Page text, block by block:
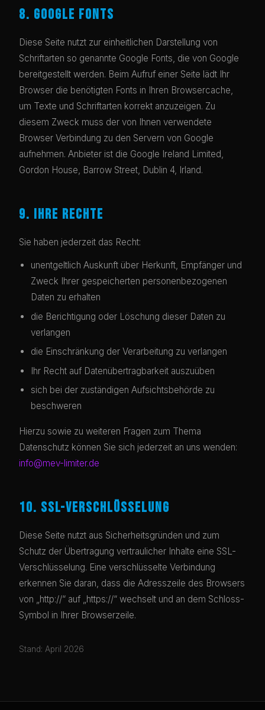
8. GOOGLE FONTS
Diese Seite nutzt zur einheitlichen Darstellung von
Schriftarten so genannte Google Fonts, die von Google
bereitgestellt werden. Beim Aufruf einer Seite lädt Ihr
Browser die benötigten Fonts in Ihren Browsercache,
um Texte und Schriftarten korrekt anzuzeigen. Zu
diesem Zweck muss der von Ihnen verwendete
Browser Verbindung zu den Servern von Google
aufnehmen. Anbieter ist die Google Ireland Limited,
Gordon House, Barrow Street, Dublin 4, Irland.
9. IHRE RECHTE
Sie haben jederzeit das Recht:
unentgeltlich Auskunft über Herkunft, Empfänger und
Zweck Ihrer gespeicherten personenbezogenen
Daten zu erhalten
die Berichtigung oder Löschung dieser Daten zu
verlangen
die Einschränkung der Verarbeitung zu verlangen
Ihr Recht auf Datenübertragbarkeit auszuüben
sich bei der zuständigen Aufsichtsbehörde zu
beschweren
Hierzu sowie zu weiteren Fragen zum Thema
Datenschutz können Sie sich jederzeit an uns wenden:
info@mev-limiter.de
10. SSL-VERSCHLÜSSELUNG
Diese Seite nutzt aus Sicherheitsgründen und zum
Schutz der Übertragung vertraulicher Inhalte eine SSL-
Verschlüsselung. Eine verschlüsselte Verbindung
erkennen Sie daran, dass die Adresszeile des Browsers
von „http://“ auf „https://“ wechselt und an dem Schloss-
Symbol in Ihrer Browserzeile.
Stand: April 2026